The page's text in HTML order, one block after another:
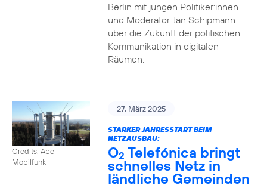
Berlin mit jungen Politiker:innen
und Moderator Jan Schipmann
über die Zukunft der politischen
Kommunikation in digitalen
Räumen.
Credits: Abel
Mobilfunk
27. März 2025
STARKER JAHRESSTART BEIM
NETZAUSBAU:
O2 Telefónica bringt
schnelles Netz in
ländliche Gemeinden